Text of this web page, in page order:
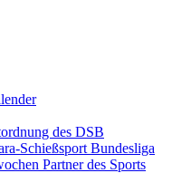
des DSB
Schießsport Bundesliga
Partner des Sports